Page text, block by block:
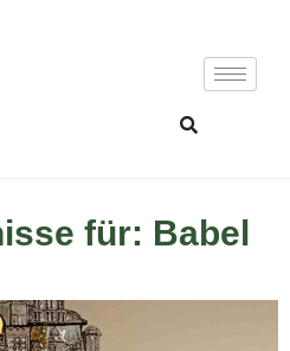
für: Babel